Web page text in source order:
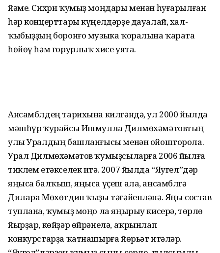
йәме. Сихри ҡу­мыҙ моңдары менән һуғарылған
һәр концерттары күңелдәрҙе дауалай, хал­
ҡыбыҙҙың боронғо музыка ҡора­лына ҡарата
һөйөү һәм ғорурлыҡ хисе уята.
Ансамблдең тарихына килгәндә, ул 2000 йылда
мәшһүр ҡурайсы Ишмулла Дилмөхәмәтовтың
улы Урал­дың башланғысы менән ойошторола.
Урал Дилмөхәмәтов ҡумыҙсыларға 2006 йылға
тиклем етәкселек итә. 2007 йылда “Яугел”дәр
яңыса бал­ҡыш, яңыса үҫеш ала, ансамблгә
Дилара Мөхөтдин ҡыҙы тәғәйенләнә. Яңы состав
туплана, ҡумыҙ моңо ла яңырыу кисерә, төрлө
йырҙар, көйҙәр өйрәнелә, аҡрынлап
конкурстарҙа ҡатнашырға йөрьәт итәләр.